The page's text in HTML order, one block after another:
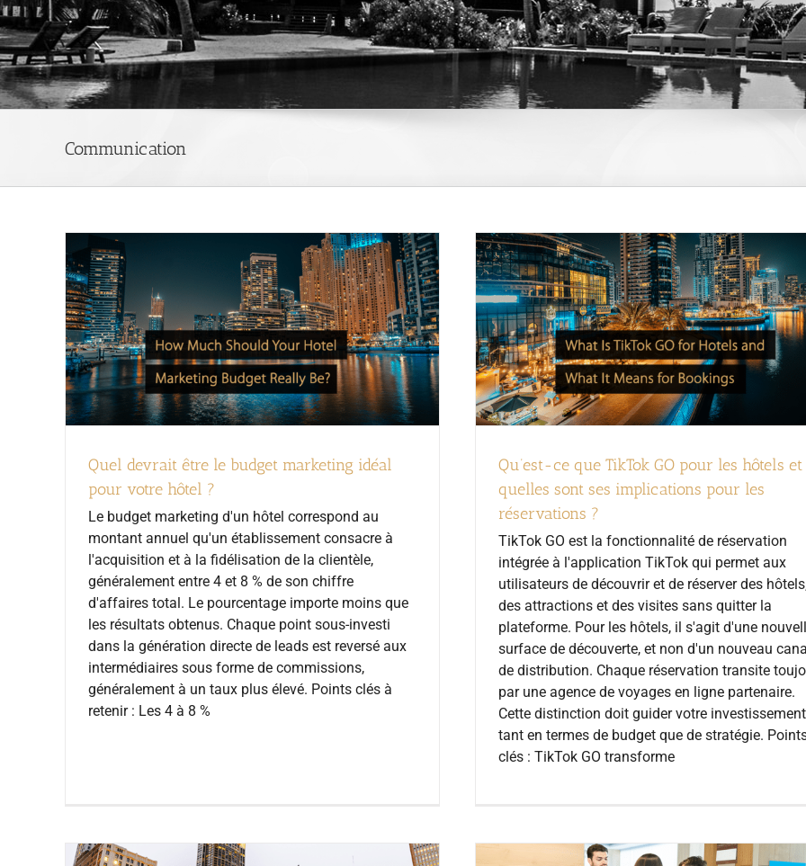
Communication
Quel devrait être le budget marketing idéal
pour votre hôtel ?
Le budget marketing d'un hôtel correspond au
montant annuel qu'un établissement consacre à
l'acquisition et à la fidélisation de la clientèle,
généralement entre 4 et 8 % de son chiffre
d'affaires total. Le pourcentage importe moins que
les résultats obtenus. Chaque point sous-investi
dans la génération directe de leads est reversé aux
intermédiaires sous forme de commissions,
généralement à un taux plus élevé. Points clés à
retenir : Les 4 à 8 %
Qu’est-ce que TikTok GO pour les hôtels et
quelles sont ses implications pour les
réservations ?
TikTok GO est la fonctionnalité de réservation
intégrée à l'application TikTok qui permet aux
utilisateurs de découvrir et de réserver des
des attractions et des visites sans quitter la
plateforme. Pour les hôtels, il s'agit d'une
surface de découverte, et non d'un nouveau
de distribution. Chaque réservation transite
par une agence de voyages en ligne partenaire.
Cette distinction doit guider votre
tant en termes de budget que de stratégie.
clés : TikTok GO transforme